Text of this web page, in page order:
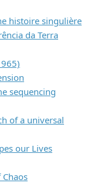
histoire singulière
da Terra
sequencing
of a universal
our Lives